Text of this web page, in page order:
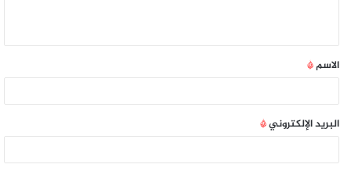
الاسم*
البريد الإلكتروني*